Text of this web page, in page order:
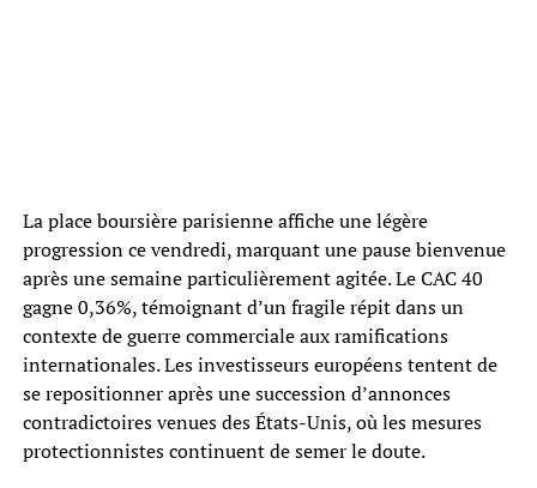
La place boursière parisienne affiche une légère
progression ce vendredi, marquant une pause bienvenue
après une semaine particulièrement agitée. Le CAC 40
gagne 0,36%, témoignant d’un fragile répit dans un
contexte de guerre commerciale aux ramifications
internationales. Les investisseurs européens tentent de
se repositionner après une succession d’annonces
contradictoires venues des États-Unis, où les mesures
protectionnistes continuent de semer le doute.